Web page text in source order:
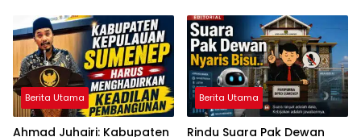
Berita Utama
Ahmad Juhairi: Kabupaten
Berita Utama
Rindu Suara Pak Dewan